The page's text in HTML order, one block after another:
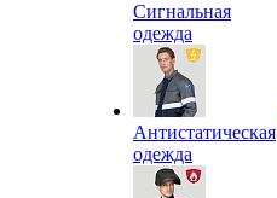
Сигнальная
одежда
Антистатическая
одежда